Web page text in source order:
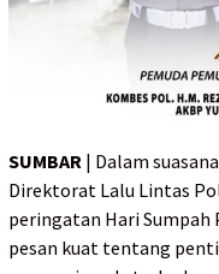
SUMBAR | Dalam
Direktorat Lalu Lintas
peringatan Hari Sumpah
pesan kuat tentang